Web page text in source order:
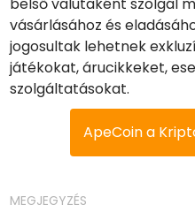
belső valutaként szolgál
vásárlásához és
jogosultak lehetnek
játékokat, árucikkeket,
szolgáltatásokat.
ApeCoin a
MEGJEGYZÉS